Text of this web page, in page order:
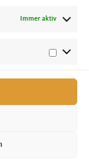
Immer aktiv
Außerdem war